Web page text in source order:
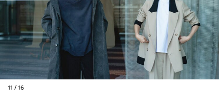
11 / 16